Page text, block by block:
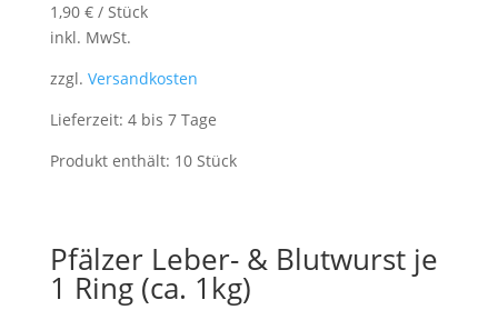
1,90 €/ Stück
inkl. MwSt.
zzgl. Versandkosten
Lieferzeit: 4 bis 7 Tage
Produkt enthält: 10 Stück
Pfälzer Leber- & Blutwurst je
1 Ring (ca. 1kg)